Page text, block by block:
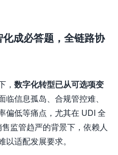
成必答题，全链路协
， 数字化转型已从可选项变
临信息孤岛、合规管控难、
偏低等痛点，尤其在 UDI 全
监管趋严的背景下，依赖人
以适配发展要求。